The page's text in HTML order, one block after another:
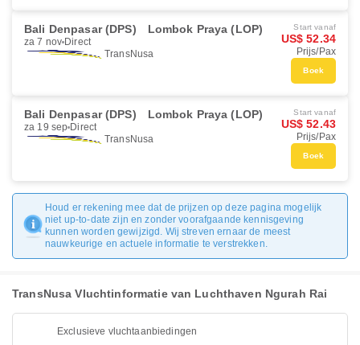
Bali Denpasar (DPS) Lombok Praya (LOP)
za 7 nov Direct
TransNusa
Start vanaf
US$ 52.34
Prijs/Pax
Boek
Bali Denpasar (DPS) Lombok Praya (LOP)
za 19 sep Direct
TransNusa
Start vanaf
US$ 52.43
Prijs/Pax
Boek
Houd er rekening mee dat de prijzen op deze pagina mogelijk
niet up-to-date zijn en zonder voorafgaande kennisgeving
kunnen worden gewijzigd. Wij streven ernaar de meest
nauwkeurige en actuele informatie te verstrekken.
TransNusa Vluchtinformatie van Luchthaven Ngurah Rai
Exclusieve vluchtaanbiedingen